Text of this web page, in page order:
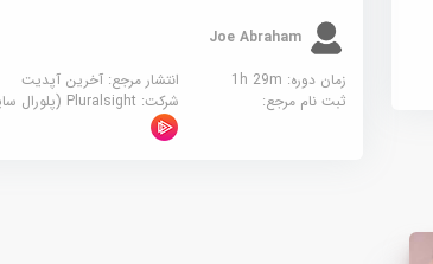
Joe Abraham
زمان دوره: 1h 29m
انتشار مرجع: آخرین آپدیت
ثبت نام مرجع:
شرکت: Pluralsight (پلورال سایت)